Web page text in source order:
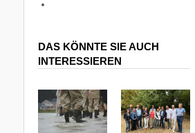
DAS KÖNNTE SIE AUCH
INTERESSIEREN